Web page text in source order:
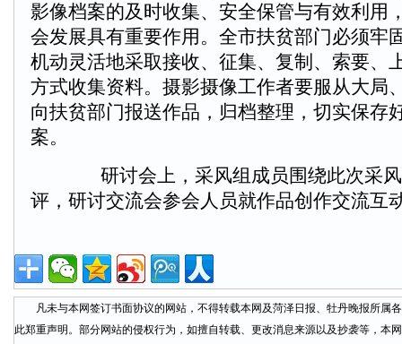
影像档案的及时收集、安全保管与有效利用
会发展具有重要作用。全市扶贫部门必须牢
机动灵活地采取接收、征集、复制、索要、
方式收集资料。摄影摄像工作者要服从大局
向扶贫部门报送作品，归档整理，切实保存
案。
研讨会上，采风组成员围绕此次采风
评，研讨交流会参会人员就作品创作交流互
凡未与本网签订书面协议的网站，不得转载本网及菏泽日报、牡丹晚报所属
此郑重声明。部分网站的侵权行为，如擅自转载、更改消息来源以及抄袭等，本